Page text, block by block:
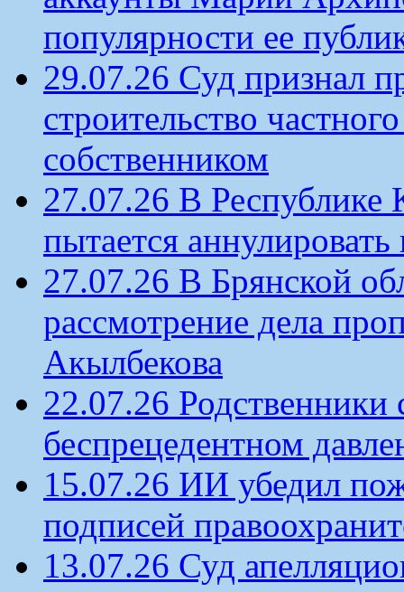
популярности ее
29.07.26 Суд признал
строительство
собственником
27.07.26 В
пытается аннулировать
27.07.26 В Брянской
рассмотрение дела
Акылбекова
22.07.26
беспрецедентном
15.07.26 ИИ убедил
подписей
13.07.26 Суд